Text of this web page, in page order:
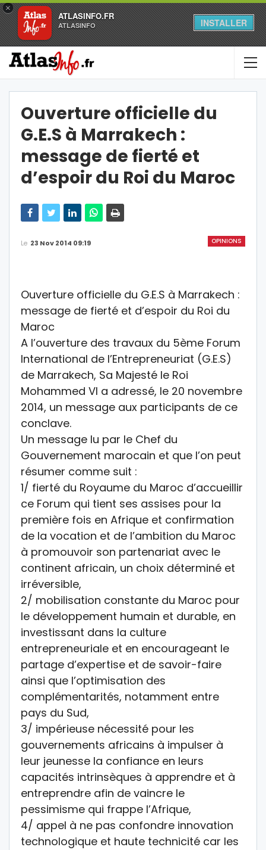
×
ATLASINFO.FR
ATLASINFO INSTALLER
Ouverture officielle du
G.E.S à Marrakech :
message de fierté et
d’espoir du Roi du Maroc
OPINIONS
Le 23 Nov 2014 09:19
Ouverture officielle du G.E.S à Marrakech :
message de fierté et d’espoir du Roi du
Maroc
A l’ouverture des travaux du 5ème Forum
International de l’Entrepreneuriat (G.E.S)
de Marrakech, Sa Majesté le Roi
Mohammed VI a adressé, le 20 novembre
2014, un message aux participants de ce
conclave.
Un message lu par le Chef du
Gouvernement marocain et que l’on peut
résumer comme suit :
1/ fierté du Royaume du Maroc d’accueillir
ce Forum qui tient ses assises pour la
première fois en Afrique et confirmation
de la vocation et de l’ambition du Maroc
à promouvoir son partenariat avec le
continent africain, un choix déterminé et
irréversible,
2/ mobilisation constante du Maroc pour
le développement humain et durable, en
investissant dans la culture
entrepreneuriale et en encourageant le
partage d’expertise et de savoir-faire
ainsi que l’optimisation des
complémentarités, notamment entre
pays du Sud,
3/ impérieuse nécessité pour les
gouvernements africains à impulser à
leur jeunesse la confiance en leurs
capacités intrinsèques à apprendre et à
entreprendre afin de vaincre le
pessimisme qui frappe l’Afrique,
4/ appel à ne pas confondre innovation
technologique et haute technicité car les